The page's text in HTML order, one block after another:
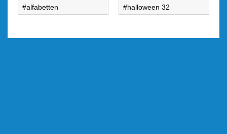
alfabetten halloween 32